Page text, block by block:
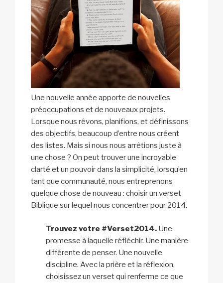
Une nouvelle année apporte de nouvelles
préoccupations et de nouveaux projets.
Lorsque nous rêvons, planifions, et définissons
des objectifs, beaucoup d’entre nous créent
des listes. Mais si nous nous arrêtions juste à
une chose ? On peut trouver une incroyable
clarté et un pouvoir dans la simplicité, lorsqu’en
tant que communauté, nous entreprenons
quelque chose de nouveau : choisir un verset
Biblique sur lequel nous concentrer pour 2014.
Trouvez votre #Verset2014. Une
promesse à laquelle réfléchir. Une manière
différente de penser. Une nouvelle
discipline. Avec la prière et la réflexion,
choisissez un verset qui renferme ce que